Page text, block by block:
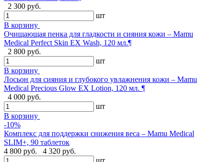
2 300 руб.
шт
В корзину
Очищающая пенка для гладкости и сияния кожи – Mamu
Medical Perfect Skin EX Wash, 120 мл.¶
2 800 руб.
шт
В корзину
Лосьон для сияния и глубокого увлажнения кожи – Mamu
Medical Precious Glow EX Lotion, 120 мл. ¶
4 000 руб.
шт
В корзину
-10%
Комплекс для поддержки снижения веса – Mamu Medical
SLIM+, 90 таблеток
4 800 руб.
4 320 руб.